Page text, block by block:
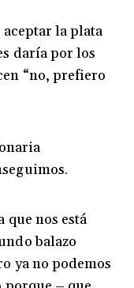
aceptar la plata
daría por los
“no, prefiero
que nos está
balazo
ya no podemos